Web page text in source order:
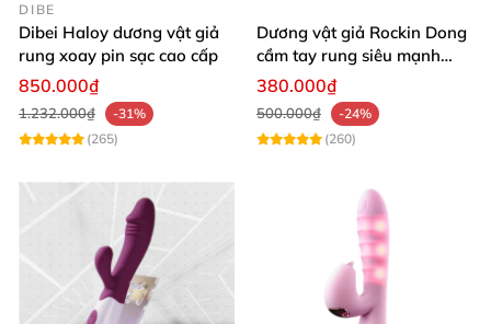
DIBE
Dibei Haloy dương vật giả
rung xoay pin sạc cao cấp
850.000₫
1.232.000₫
-31%
(265)
Dương vật giả Rockin Dong
cầm tay rung siêu mạnh
silicon y tế cao cấp
380.000₫
500.000₫
-24%
(260)